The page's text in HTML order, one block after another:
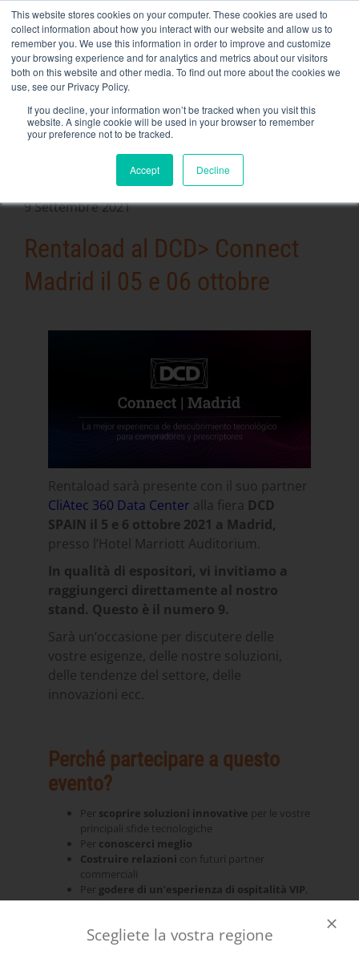
This website stores cookies on your computer. These cookies are used to
collect information about how you interact with our website and allow us to
remember you. We use this information in order to improve and customize
your browsing experience and for analytics and metrics about our visitors
both on this website and other media. To find out more about the cookies we
use, see our Privacy Policy.
If you decline, your information won’t be tracked when you visit this
website. A single cookie will be used in your browser to remember
your preference not to be tracked.
Accept Decline
content
NEW FLEET: Banche di carico da 3,5 MW / MVA disponibili,
maggiori informazioni qui.
CONTATTO
Toggle
Servizi correlati
Secteurs et solutions
https://rentaload.com/es/empresa-banco-de-carga-
Risorse
Contatto
9 Settembre 2021
Rentaload al DCD> Connect
Madrid il 05 e 06 ottobre
Rentaload sarà presente con il suo partner
CliAtec 360 Data Center alla fiera DCD
SPAIN il 5 e 6 ottobre 2021 a Madrid,
presso l’Hotel Marriott Auditorium.
In qualità di espositori, vi invitiamo a
raggiungerci direttamente al nostro
stand. Questo è il numero 9.
Sarà un’occasione per discutere delle
vostre esigenze, delle nostre soluzioni,
delle tendenze del settore, delle
innovazioni ecc.
Perché partecipare a questo
evento?
Per scoprire soluzioni innovative per le vostre
principali sfide tecnologiche
Per conoscerci meglio
Costruire relazioni con futuri partner
commerciali
Per godere di un’esperienza di ospitalità VIP,
un cocktail party e molto altro ancora.
Un evento sui datacenter che riunisce le
Scegliete la vostra regione